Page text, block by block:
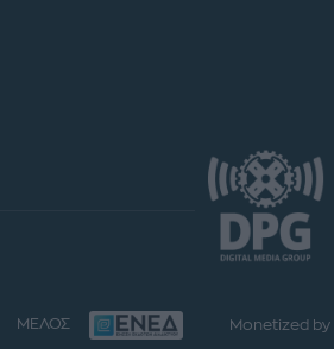
ΜΕΛΟΣ Monetized by